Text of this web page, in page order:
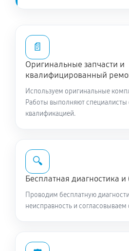
📄
Оригинальные запчасти и
квалифицированный
Используем оригинальные
Работы выполняют
квалификацией.
🔍
Бесплатная диагностика
Проводим бесплатную
неисправность и